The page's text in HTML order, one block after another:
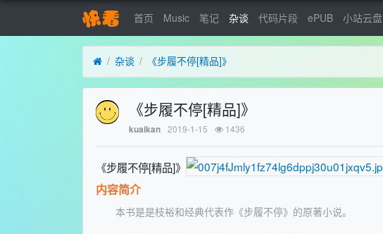
首页 Music 笔记 杂谈 代码片段 ePUB 小站云盘
杂谈 《步履不停[精品]》
《步履不停[精品]》
kuaikan 2019-1-15 1436
《步履不停[精品]》
内容简介
本书是是枝裕和经典代表作《步履不停》的原著小说。